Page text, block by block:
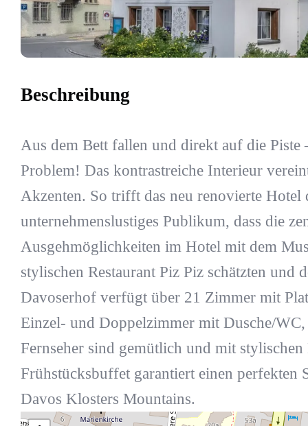
Beschreibung
Aus dem Bett fallen und direkt auf die
Problem! Das kontrastreiche Interieur
Akzenten. So trifft das neu renovierte
unternehmenslustiges Publikum, dass die
Ausgehmöglichkeiten im Hotel mit dem
stylischen Restaurant Piz Piz schätzten und
Davoserhof verfügt über 21 Zimmer mit
Einzel- und Doppelzimmer mit Dusche/
Fernseher sind gemütlich und mit
Frühstücksbuffet garantiert einen perfekten
Davos Klosters Mountains.